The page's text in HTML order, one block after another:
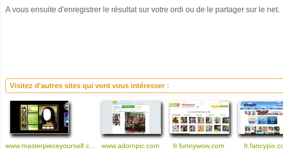
A vous ensuite d'enregistrer le résultat sur votre ordi ou de le partager sur le net.
Visitez d'autres sites qui vont vous intéresser :
www.masterpieceyourself.c... www.adornpic.com fr.funnywow.com